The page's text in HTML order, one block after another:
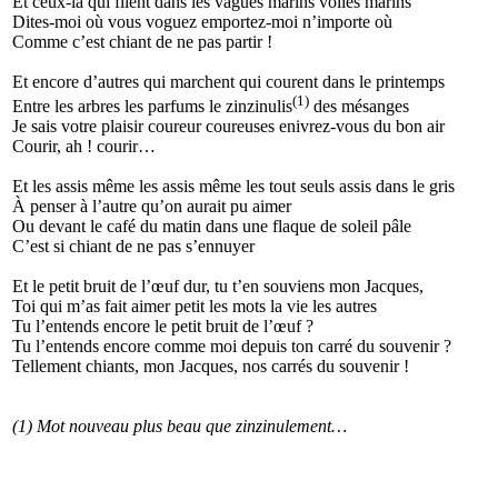
Dites-moi où vous voguez emportez-moi n’importe où
Comme c’est chiant de ne pas partir !
Et encore d’autres qui marchent qui courent dans le printemps
Entre les arbres les parfums le zinzinulis(1) des mésanges
Je sais votre plaisir coureur coureuses enivrez-vous du bon air
Courir, ah ! courir…
Et les assis même les assis même les tout seuls assis dans le gris
À penser à l’autre qu’on aurait pu aimer
Ou devant le café du matin dans une flaque de soleil pâle
C’est si chiant de ne pas s’ennuyer
Et le petit bruit de l’œuf dur, tu t’en souviens mon Jacques,
Toi qui m’as fait aimer petit les mots la vie les autres
Tu l’entends encore le petit bruit de l’œuf ?
Tu l’entends encore comme moi depuis ton carré du souvenir ?
Tellement chiants, mon Jacques, nos carrés du souvenir !
(1) Mot nouveau plus beau que zinzinulement…